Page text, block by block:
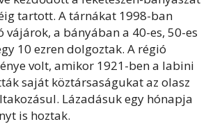
tartott. A tárnákat 1998-ban
vájárok, a bányában a 40-es, 50-es
10 ezren dolgoztak. A régió
volt, amikor 1921-ben a labini
saját köztársaságukat az olasz
Lázadásuk egy hónapja
is hoztak.